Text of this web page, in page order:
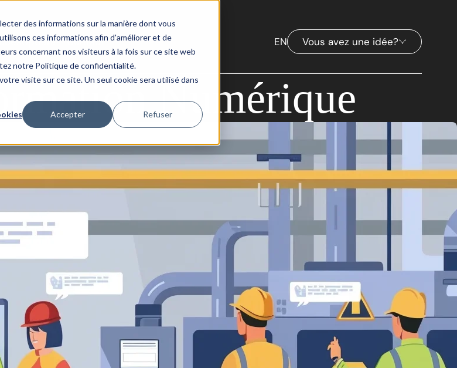
des informations sur la manière dont vous
ces informations afin d'améliorer et de
concernant nos visiteurs à la fois sur ce site web
notre Politique de confidentialité.
visite sur ce site. Un seul cookie sera utilisé dans
Accepter Refuser
Updata Contact EN Vous avez une idée?
Numérique